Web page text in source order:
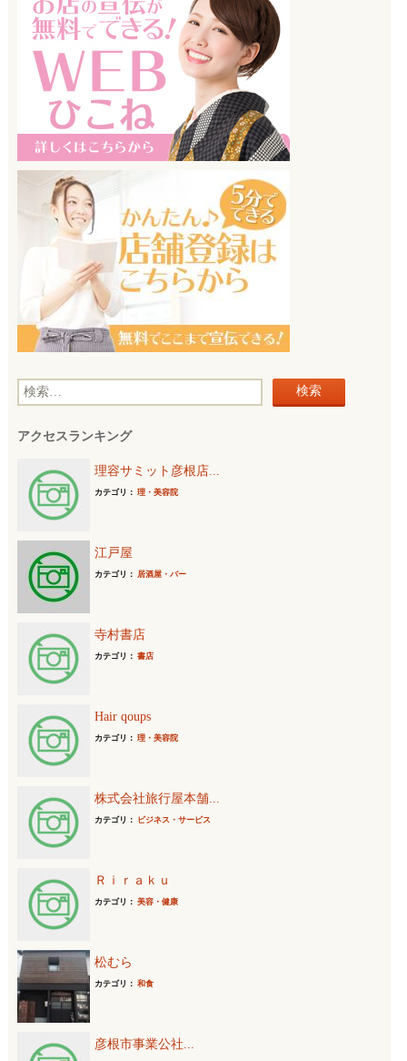
検
:アクセスランキング
理容サミット彦根店...
カテゴリ： 理・美容院
江戸屋
カテゴリ： 居酒屋・バー
寺村書店
カテゴリ： 書店
Hair qoups
カテゴリ： 理・美容院
株式会社旅行屋本舗...
カテゴリ： ビジネス・サービス
Ｒｉｒａｋｕ
カテゴリ： 美容・健康
松むら
カテゴリ： 和食
彦根市事業公社...